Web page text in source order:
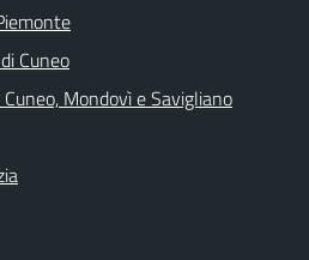
Cuneo
Mondovì e Savigliano